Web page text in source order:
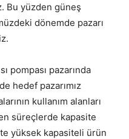
Bu yüzden güneş
dönemde pazarı
pompası pazarında
hedef pazarımız
kullanım alanları
süreçlerde kapasite
yüksek kapasiteli ürün